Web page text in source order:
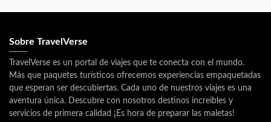
Sobre TravelVerse
TravelVerse es un portal de viajes que te conecta con el mundo.
Más que paquetes turísticos ofrecemos experiencias empaquetadas
que esperan ser descubiertas. Cada uno de nuestros viajes es una
aventura única. Descubre con nosotros destinos increíbles y
servicios de primera calidad ¡Es hora de preparar las maletas!